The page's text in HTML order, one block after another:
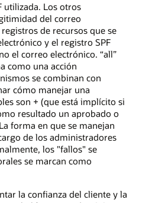
utilizada. Los otros
del correo
registros de recursos que se
y el registro SPF
el correo electrónico. “all”
como una acción
se combinan con
cómo manejar una
son + (que está implícito si
resultado un aprobado o
forma en que se manejan
de los administradores
los "fallos" se
se marcan como
la confianza del cliente y la